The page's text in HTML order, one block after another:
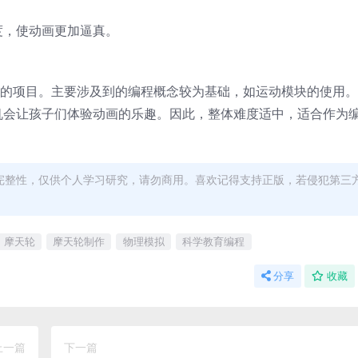
使动画更加逼真。
项目。主要涉及到的编程概念较为基础，如运动模块的使用
让孩子们体验动画的乐趣。因此，整体难度适中，适合作为
性，仅供个人学习研究，请勿商用。喜欢记得支持正版，若侵犯第三
摩天轮 摩天轮制作 物理模拟 科学教育编程
分享 收藏
一篇 下一篇